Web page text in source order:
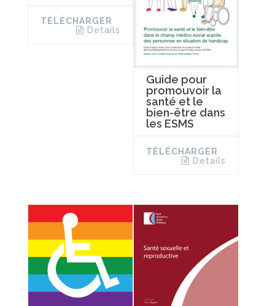
TÉLÉCHARGER
Details
Guide pour
promouvoir la
santé et le
bien-être dans
les ESMS
TÉLÉCHARGER
Details